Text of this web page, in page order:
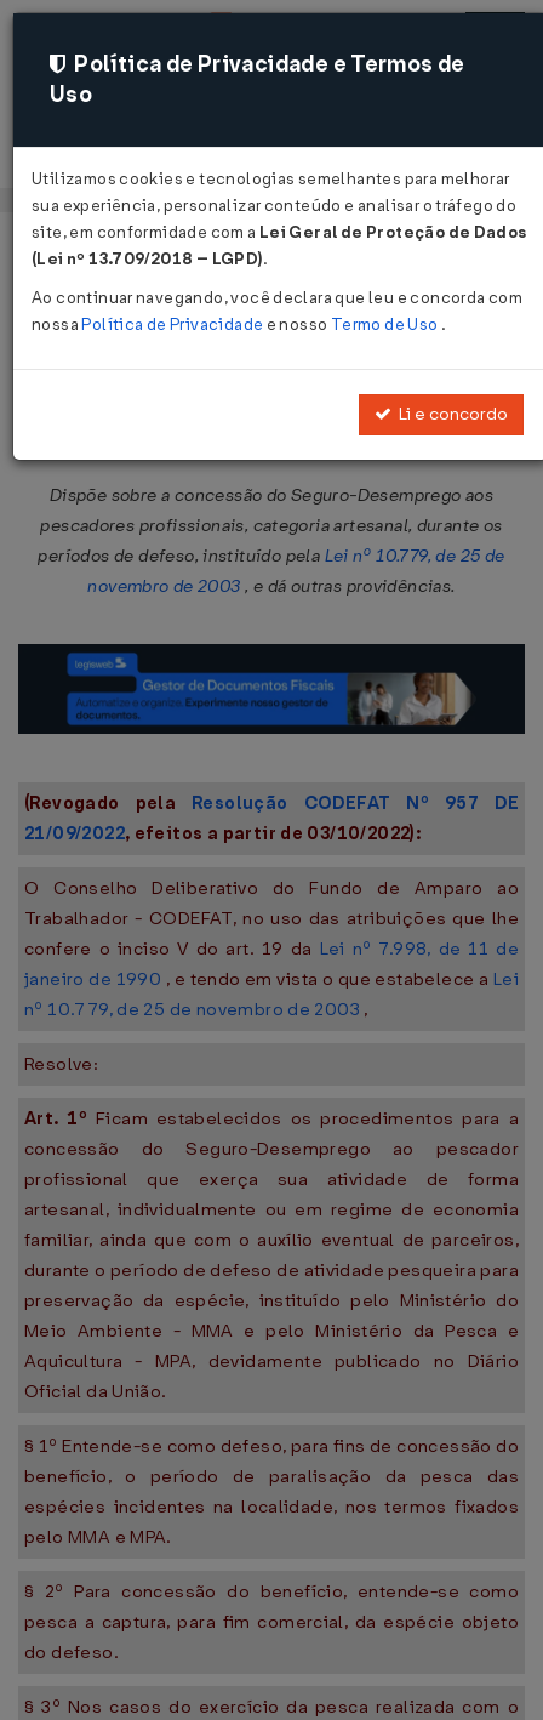
Acessar
Página Inicial Legislações
Resolução CODEFAT Nº 657 DE
Dispõe sobre a concessão do Seguro-Desemprego aos
pescadores profissionais, categoria artesanal, durante os
períodos de defeso, instituído pela Lei nº 10.779, de 25 de
novembro de 2003 , e dá outras providências.
(Revogado pela Resolução CODEFAT Nº 957 DE
21/09/2022, efeitos a partir de 03/10/2022):
O Conselho Deliberativo do Fundo de Amparo ao
Trabalhador - CODEFAT, no uso das atribuições que lhe
confere o inciso V do art. 19 da Lei nº 7.998, de 11 de
janeiro de 1990 , e tendo em vista o que estabelece a Lei
nº 10.779, de 25 de novembro de 2003 ,
Resolve:
Art. 1º Ficam estabelecidos os procedimentos para a
concessão do Seguro-Desemprego ao pescador
profissional que exerça sua atividade de forma
artesanal, individualmente ou em regime de economia
familiar, ainda que com o auxílio eventual de parceiros,
durante o período de defeso de atividade pesqueira para
preservação da espécie, instituído pelo Ministério do
Meio Ambiente - MMA e pelo Ministério da Pesca e
Aquicultura - MPA, devidamente publicado no Diário
Oficial da União.
§ 1º Entende-se como defeso, para fins de concessão do
benefício, o período de paralisação da pesca das
espécies incidentes na localidade, nos termos fixados
pelo MMA e MPA.
§ 2º Para concessão do benefício, entende-se como
pesca a captura, para fim comercial, da espécie objeto
do defeso.
§ 3º Nos casos do exercício da pesca realizada com o
Política de Privacidade e Termos de
Uso
Utilizamos cookies e tecnologias semelhantes para melhorar
sua experiência, personalizar conteúdo e analisar o tráfego do
site, em conformidade com a Lei Geral de Proteção de Dados
(Lei nº 13.709/2018 – LGPD).
Ao continuar navegando, você declara que leu e concorda com
nossaPolítica de Privacidade e nosso Termo de Uso .
Li e concordo